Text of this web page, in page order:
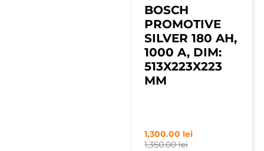
BOSCH
PROMOTIVE
SILVER 180 AH,
1000 A, DIM:
513X223X223
MM
1,350.00lei
1,300.00 lei